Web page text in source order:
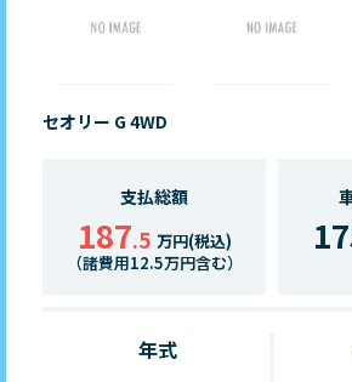
セオリー G 4WD
支払総額
187.5 万円(税込)
（諸費用12.5万円含む）
年式